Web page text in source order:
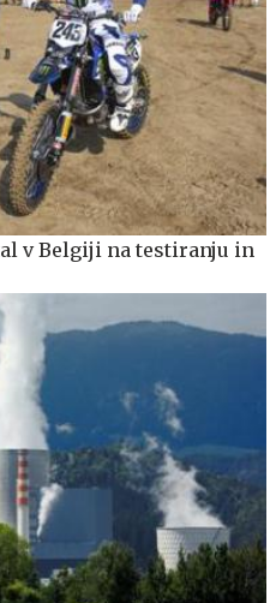
v Belgiji na testiranju in